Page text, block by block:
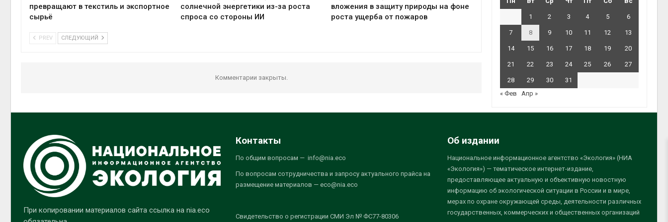
превращают в текстиль и экспортное
сырьё
солнечной энергетики из-за роста
спроса со стороны ИИ
вложения в защиту природы на фоне
роста ущерба от пожаров
PREV СЛЕДУЮЩИЙ
Комментарии закрыты.
1 2 3 4 5 6
7 8 9 10 11 12 13
14 15 16 17 18 19 20
21 22 23 24 25 26 27
28 29 30
31
« Фев
Апр »
При копировании материалов сайта ссылка на nia.eco
Контакты
По общим вопросам — info@nia.eco
По вопросам сотрудничества и запросу актуального прайса на
размещение материалов — eco@nia.eco
Свидетельство о регистрации СМИ Эл № ФС77-80306
Об издании
Национальное информационное агентство «Экология» (НИА
«Экология») — тематическое интернет-издание,
предоставляющее актуальную и объективную новостную
информацию об экологической ситуации в России и в мире,
мерах по охране окружающей среды, деятельности различных
государственных, коммерческих и общественных организаций